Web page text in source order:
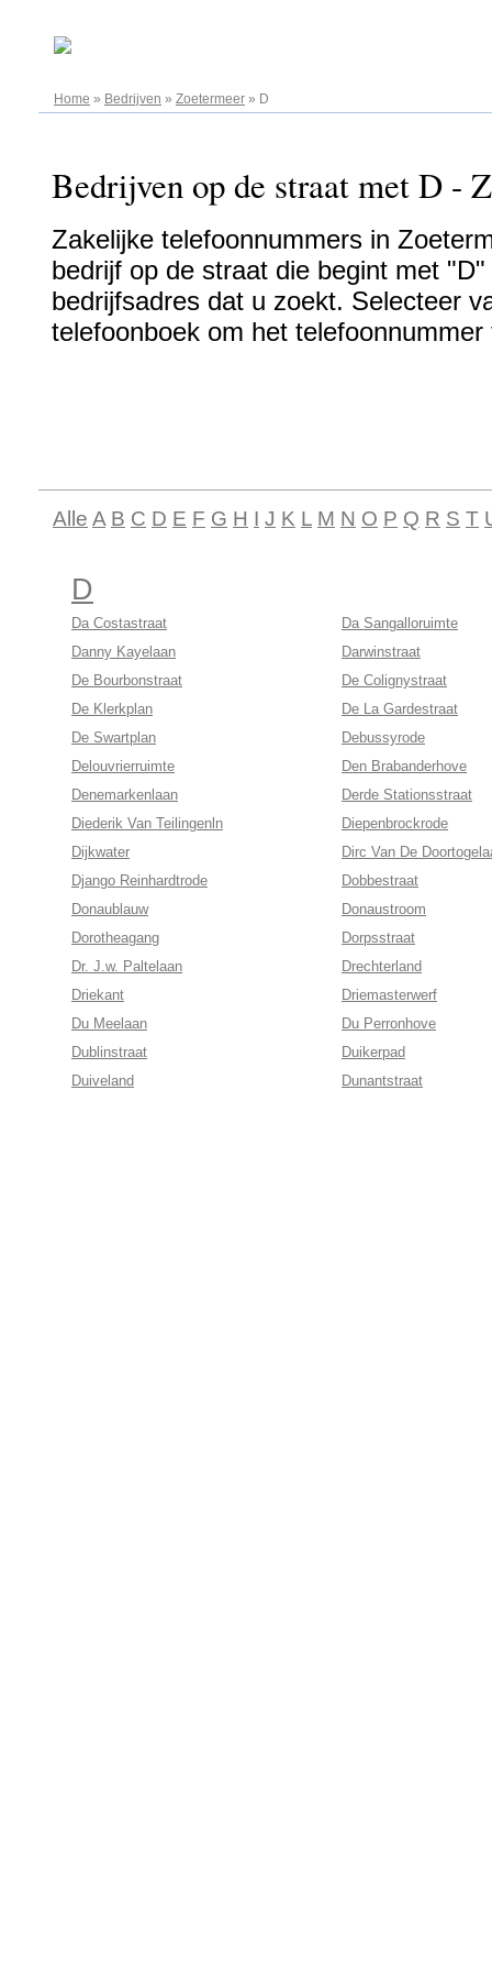
Home » Bedrijven » Zoetermeer » D
Bedrijven op de straat met D -
Zakelijke telefoonnummers in
bedrijf op de straat die begint met
bedrijfsadres dat u zoekt. Selecteer
telefoonboek om het telefoonnummer
Alle A B C D E F G H I J K L M N O P Q R S T
D
Da Costastraat
Da Sangalloruimte
Danny Kayelaan
Darwinstraat
De Bourbonstraat
De Colignystraat
De Klerkplan
De La Gardestraat
De Swartplan
Debussyrode
Delouvrierruimte
Den Brabanderhove
Denemarkenlaan
Derde Stationsstraat
Diederik Van Teilingenln
Diepenbrockrode
Dijkwater
Dirc Van De
Django Reinhardtrode
Dobbestraat
Donaublauw
Donaustroom
Dorotheagang
Dorpsstraat
Dr. J.w. Paltelaan
Drechterland
Driekant
Driemasterwerf
Du Meelaan
Du Perronhove
Dublinstraat
Duikerpad
Duiveland
Dunantstraat